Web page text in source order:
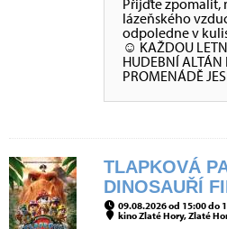
Přijďte zpomalit,
lázeňského
odpoledne v
☺ KAŽDOU
HUDEBNÍ ALTÁN
PROMENÁDĚ
TLAPKOVÁ
DINOSAUŘÍ
09.08.2026 od 15:00 do
kino Zlaté Hory, Zlaté